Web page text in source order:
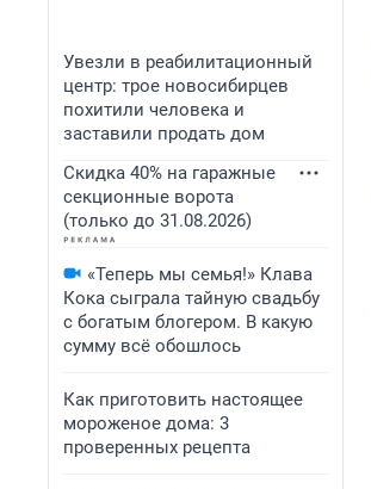
Увезли в реабилитационный
центр: трое новосибирцев
похитили человека и
заставили продать дом
Скидка 40% на гаражные
секционные ворота
(только до 31.08.2026)
«Теперь мы семья!» Клава
Кока сыграла тайную свадьбу
с богатым блогером. В какую
сумму всё обошлось
Как приготовить настоящее
мороженое дома: 3
проверенных рецепта